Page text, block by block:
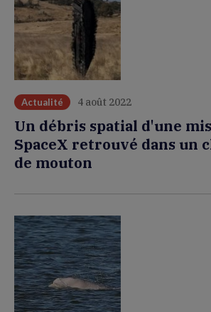
Actualité 4 août 2022
Un débris spatial d'une
SpaceX retrouvé dans un
de mouton